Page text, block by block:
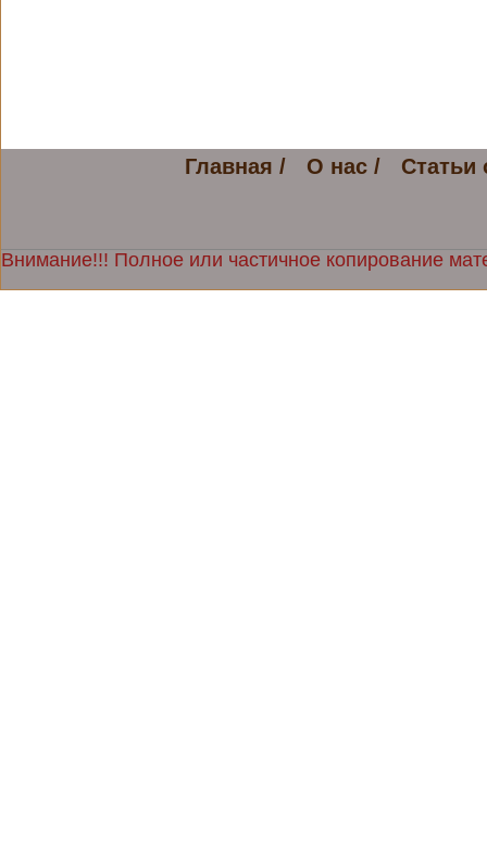
Главная / О нас / Статьи
Внимание!!! Полное или частичное копирование